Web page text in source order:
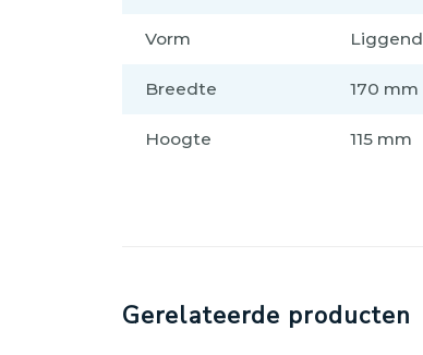
Vorm Liggend
Breedte 170 mm
Hoogte 115 mm
Gerelateerde producten